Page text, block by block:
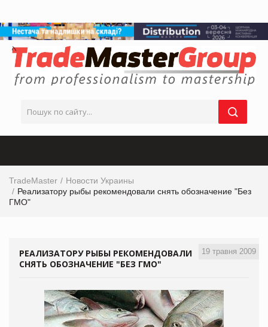
TradeMaster
Новости Украины
Реализатору рыбы рекомендовали снять обозначение "Без
ГМО"
19 травня 2009
РЕАЛИЗАТОРУ РЫБЫ РЕКОМЕНДОВАЛИ
СНЯТЬ ОБОЗНАЧЕНИЕ "БЕЗ ГМО"